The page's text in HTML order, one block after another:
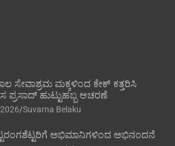
ಸೇವಾಶ್ರಮ ಮಕ್ಕಳಿಂದ ಕೇಕ್ ಕತ್ತರಿಸಿ
ಪ್ರಸಾದ್ ಹುಟ್ಟುಹಬ್ಬ ಆಚರಣೆ
Suvarna Belaku
ಅಭಿಮಾನಿಗಳಿಂದ ಅಭಿನಂದನೆ